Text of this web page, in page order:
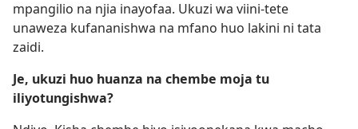
mpangilio na njia inayofaa. Ukuzi wa viini-tete
unaweza kufananishwa na mfano huo lakini ni tata
zaidi.
Je, ukuzi huo huanza na chembe moja tu
iliyotungishwa?